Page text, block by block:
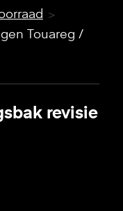
Touareg /
revisie